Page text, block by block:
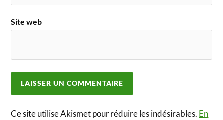
Site web
Ce site utilise Akismet pour réduire les indésirables. En